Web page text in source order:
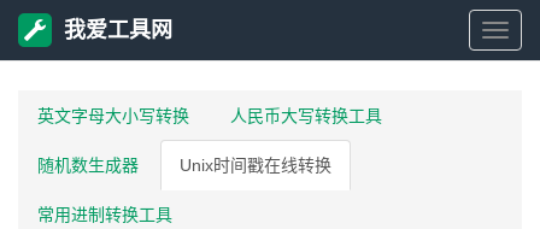
我
我爱工具网
英文字母大小写转换 人民币大写转换工具
随机数生成器 Unix时间戳在线转换
常用进制转换工具